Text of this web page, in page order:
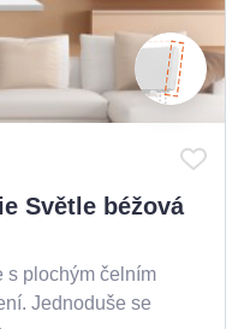
Světle béžová
s plochým čelním
Jednoduše se